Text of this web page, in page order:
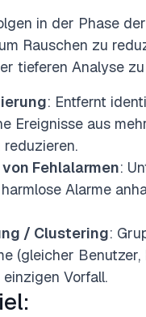
in der Phase der
Rauschen zu
tieferen Analyse
: Entfernt
Ereignisse aus
reduzieren.
Fehlalarmen:
Alarme
/ Clustering:
(gleicher Benutzer,
Vorfall.